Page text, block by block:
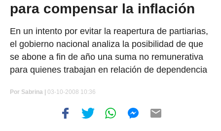
para compensar la inflación
En un intento por evitar la reapertura de partiarias,
el gobierno nacional analiza la posibilidad de que
se abone a fin de año una suma no remunerativa
para quienes trabajan en relación de dependencia
Por Sabrina | 03-10-2008 10:36